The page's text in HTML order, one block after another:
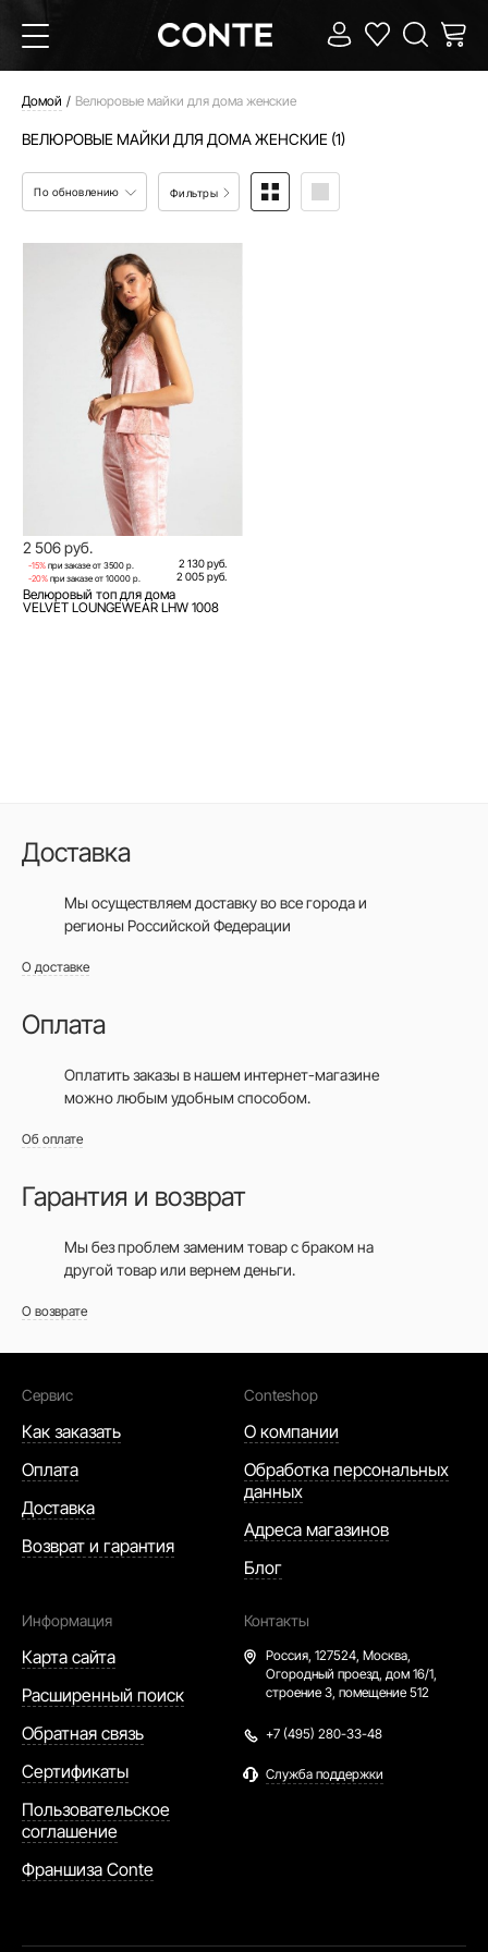
Домой Велюровые майки для дома женские
ВЕЛЮРОВЫЕ МАЙКИ ДЛЯ ДОМА ЖЕНСКИЕ (1)
По обновлению Фильтры
2 506 руб.
-15% при заказе от 3500 р. 2 130 руб.
-20% при заказе от 10000 р. 2 005 руб.
Велюровый топ для дома
VELVET LOUNGEWEAR LHW 1008
Доставка
Мы осуществляем доставку во все городаи
регионы Российской Федерации
О доставке
Оплата
Оплатить заказы в нашем интернет-магазине
можно любым удобным способом.
Об оплате
Гарантия и возврат
Мы без проблем заменим товар с браком на
другой товар или вернем деньги.
О возврате
Сервис
Как заказать
Оплата
Доставка
Возврат и гарантия
Conteshop
О компании
Обработка персональных
данных
Адреса магазинов
Блог
Информация
Карта сайта
Расширенный поиск
Обратная связь
Сертификаты
Пользовательское
соглашение
Франшиза Conte
Контакты
Россия, 127524, Москва,
Огородный проезд, дом 16/1,
строение 3, помещение 512
+7 (495) 280-33-48
Служба поддержки